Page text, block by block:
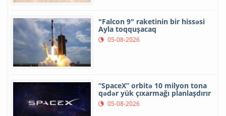
"Falcon 9" raketinin bir hissəsi
Ayla toqquşacaq
05-08-2026
“SpaceX” orbitə 10 milyon tona
qədər yük çıxarmağı planlaşdırır
05-08-2026